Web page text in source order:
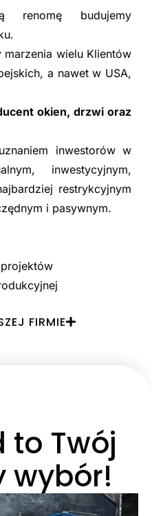
renomę budujemy
marzenia wielu Klientów
a nawet w USA,
okien, drzwi oraz
inwestorów w
inwestycyjnym,
restrykcyjnym
i pasywnym.
FIRMIE
to Twój
wybór!